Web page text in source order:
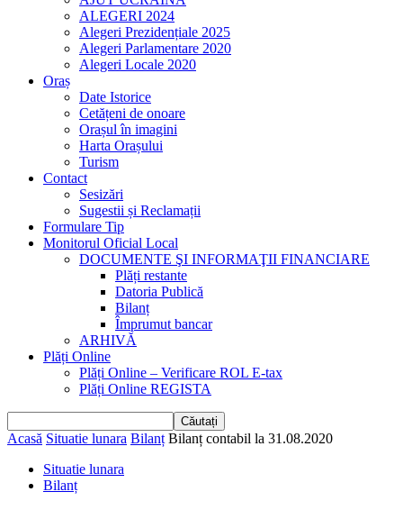
ALEGERI 2024
Alegeri Prezidențiale 2025
Alegeri Parlamentare 2020
Alegeri Locale 2020
Oraș
Date Istorice
Cetățeni de onoare
Orașul în imagini
Harta Orașului
Turism
Contact
Sesizări
Sugestii și Reclamații
Formulare Tip
Monitorul Oficial Local
DOCUMENTE ŞI INFORMAŢII FINANCIARE
Plăți restante
Datoria Publică
Bilanț
Împrumut bancar
ARHIVĂ
Plăți Online
Plăți Online – Verificare ROL E-tax
Plăți Online REGISTA
Acasă Situatie lunara Bilanț Bilanț contabil la 31.08.2020
Situatie lunara
Bilanț